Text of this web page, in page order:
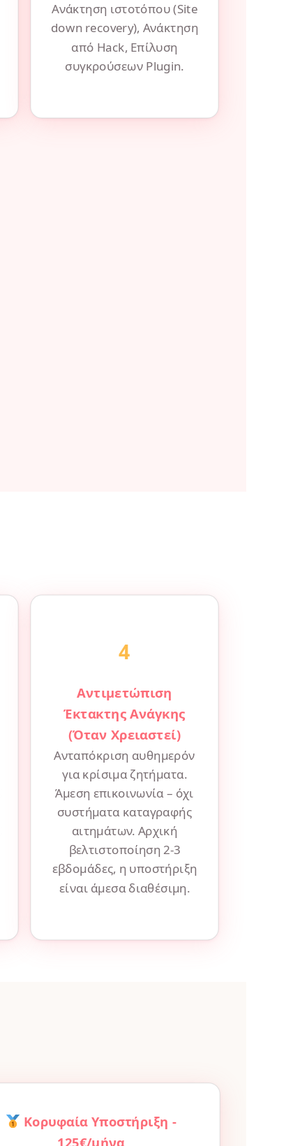
Ανάκτηση ιστοτόπου (Site
down recovery), Ανάκτηση
από Hack, Επίλυση
συγκρούσεων Plugin.
4
Αντιμετώπιση
Έκτακτης Ανάγκης
(Όταν Χρειαστεί)
Ανταπόκριση αυθημερόν
για κρίσιμα ζητήματα.
Άμεση επικοινωνία – όχι
συστήματα καταγραφής
αιτημάτων. Αρχική
βελτιστοποίηση 2-3
εβδομάδες, η υποστήριξη
είναι άμεσα διαθέσιμη.
Κορυφαία Υποστήριξη -
125€/μήνα